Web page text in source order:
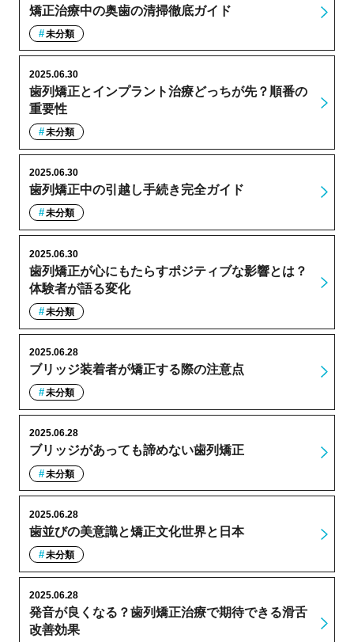
矯正治療中の奥歯の清掃徹底ガイド
未分類
歯列矯正とインプラント治療どっちが先？順番の
重要性
2025.06.30
未分類
歯列矯正中の引越し手続き完全ガイド
2025.06.30
未分類
歯列矯正が心にもたらすポジティブな影響とは？
体験者が語る変化
2025.06.30
未分類
ブリッジ装着者が矯正する際の注意点
2025.06.28
未分類
ブリッジがあっても諦めない歯列矯正
2025.06.28
未分類
歯並びの美意識と矯正文化世界と日本
2025.06.28
未分類
発音が良くなる？歯列矯正治療で期待できる滑舌
改善効果
2025.06.28